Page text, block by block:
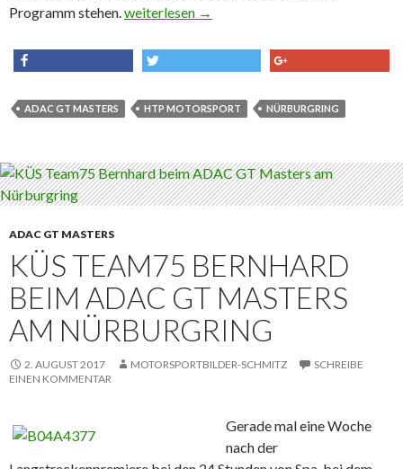
Programm stehen.Große Vorsätze bei HTP Motorsport fürs
weiterlesen →
ADAC GT MASTERS HTP MOTORSPORT NÜRBURGRING
ADAC GT MASTERS
KÜS TEAM75 BERNHARD
BEIM ADAC GT MASTERS
AM NÜRBURGRING
2. AUGUST 2017 MOTORSPORTBILDER-SCHMITZ
SCHREIBE
EINEN KOMMENTAR
Gerade mal eine Woche
nach der